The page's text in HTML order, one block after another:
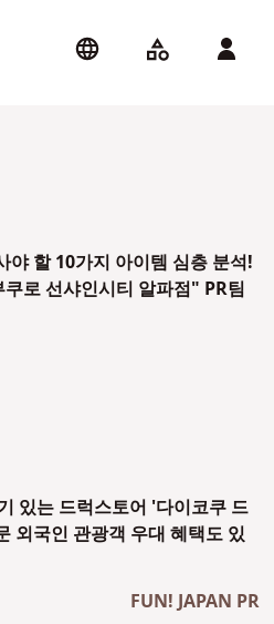
할 10가지 아이템 심층 분석!
로 선샤인시티 알파점" PR팀
있는 드럭스토어 '다이코쿠 드
외국인 관광객 우대 혜택도 있
FUN! JAPAN PR